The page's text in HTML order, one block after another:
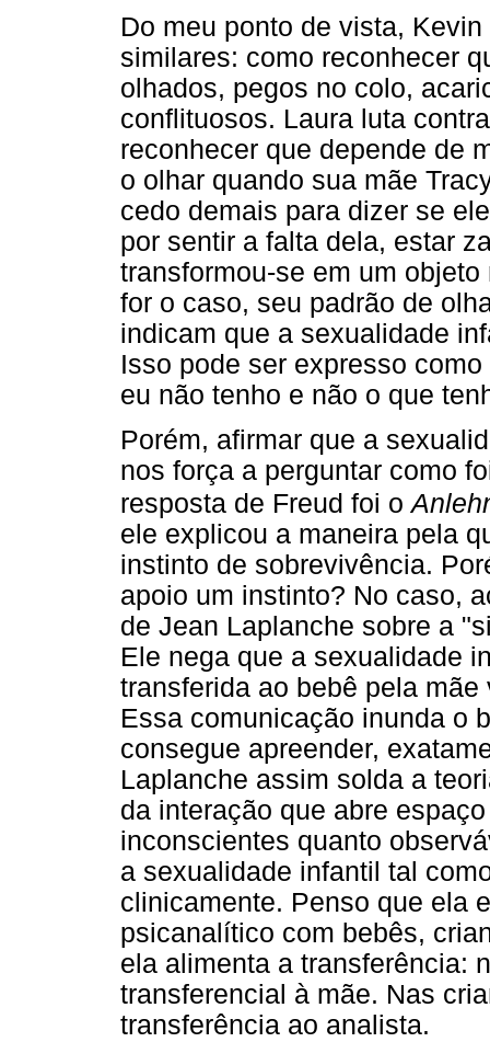
Do meu ponto de vista,
similares: como reconhecer
olhados, pegos no colo,
conflituosos. Laura luta
reconhecer que depende de
o olhar quando sua mãe
cedo demais para dizer se
por sentir a falta dela, estar
transformou-se em um
for o caso, seu padrão de
indicam que a sexualidade
Isso pode ser expresso
eu não tenho e não o que
Porém, afirmar que a
nos força a perguntar como
resposta de Freud foi o
ele explicou a maneira pela
instinto de sobrevivência.
apoio um instinto? No caso,
de Jean Laplanche sobre a
Ele nega que a sexualidade
transferida ao bebê pela
Essa comunicação inunda o
consegue apreender,
Laplanche assim solda a
da interação que abre
inconscientes quanto
a sexualidade infantil tal
clinicamente. Penso que ela
psicanalítico com bebês,
ela alimenta a transferência:
transferencial à mãe. Nas
transferência ao analista.